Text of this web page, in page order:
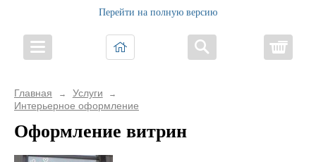
Перейти на полную версию
Главная → Услуги →
Интерьерное оформление
Оформление витрин